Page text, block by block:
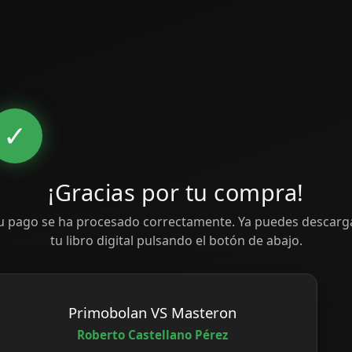
✓
¡Gracias por tu compra!
pago se ha procesado correctamente. Ya puedes
tu libro digital pulsando el botón de abajo.
Primobolan VS Masteron
Roberto Castellano Pérez